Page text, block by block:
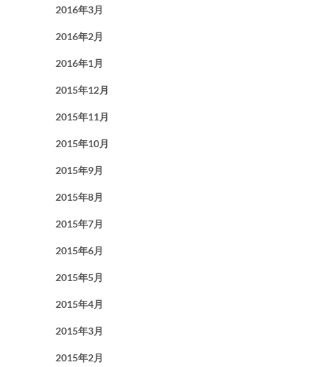
2016年3月
2016年2月
2016年1月
2015年12月
2015年11月
2015年10月
2015年9月
2015年8月
2015年7月
2015年6月
2015年5月
2015年4月
2015年3月
2015年2月